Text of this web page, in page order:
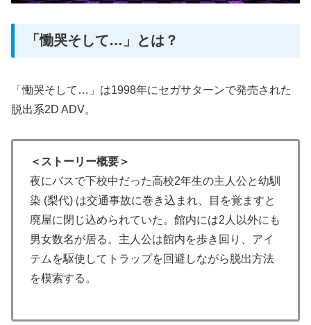
「慟哭そして…」とは？
「慟哭そして…」は1998年にセガサターンで発売された
脱出系2D ADV。
＜ストーリー概要＞
夜にバスで下校中だった高校2年生の主人公と幼馴
染 (梨代) は交通事故に巻き込まれ、目を覚ますと
廃屋に閉じ込められていた。館内には2人以外にも
男女数名が居る。主人公は館内を歩き回り、アイ
テムを駆使してトラップを回避しながら脱出方法
を模索する。